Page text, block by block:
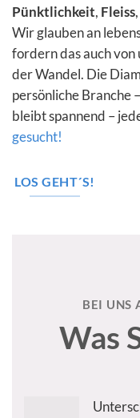
Pünktlichkeit, Fleiss,
Wir glauben an
fordern das auch von
der Wandel. Die
persönliche Branche
bleibt spannend –
gesucht!
LOS GEHT´S!
BEI UNS
Was